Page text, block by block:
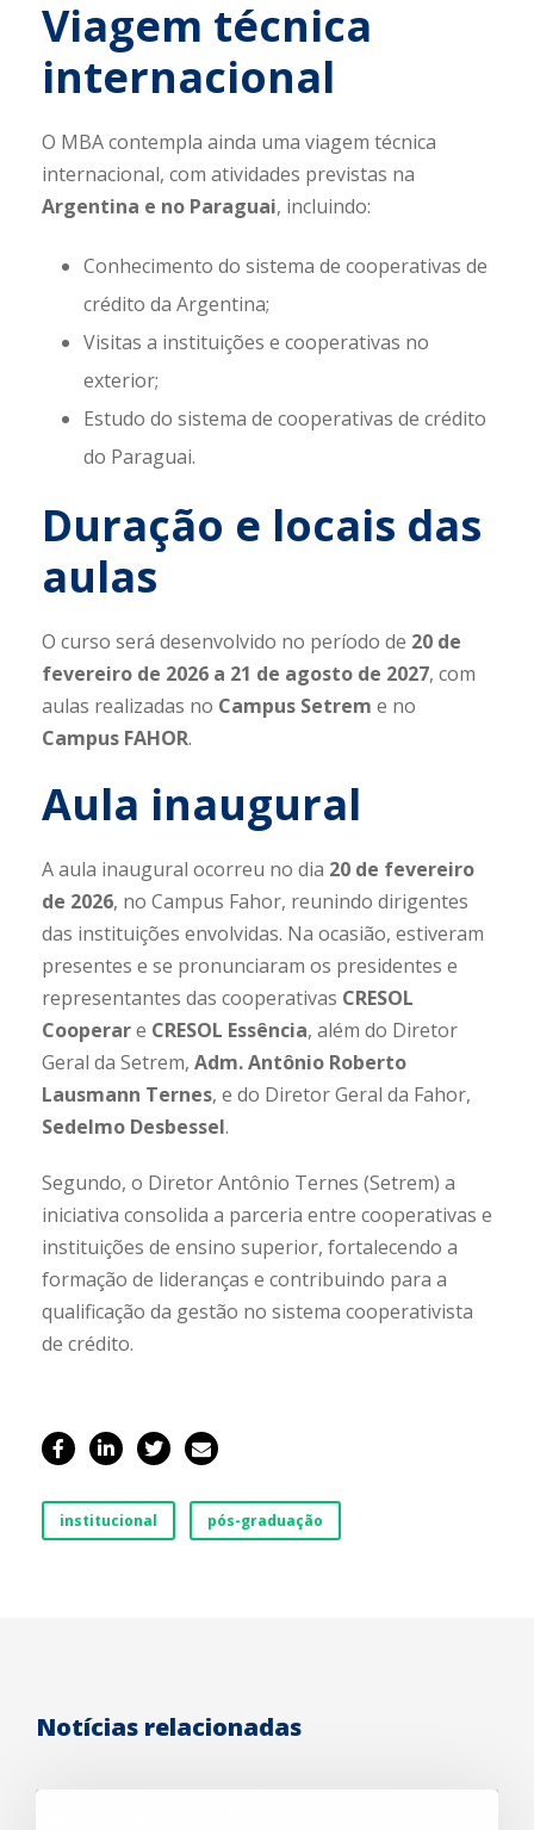
Viagem técnica
internacional
O MBA contempla ainda uma viagem técnica
internacional, com atividades previstas na
Argentina e no Paraguai, incluindo:
Conhecimento do sistema de cooperativas de
crédito da Argentina;
Visitas a instituições e cooperativas no
exterior;
Estudo do sistema de cooperativas de crédito
do Paraguai.
Duração e locais das
aulas
O curso será desenvolvido no período de 20 de
fevereiro de 2026 a 21 de agosto de 2027, com
aulas realizadas no Campus Setrem e no
Campus FAHOR.
Aula inaugural
A aula inaugural ocorreu no dia 20 de fevereiro
de 2026, no Campus Fahor, reunindo dirigentes
das instituições envolvidas. Na ocasião, estiveram
presentes e se pronunciaram os presidentes e
representantes das cooperativas CRESOL
Cooperare CRESOL Essência, além do Diretor
Geral da Setrem, Adm. Antônio Roberto
Lausmann Ternes, e do Diretor Geral da Fahor,
Sedelmo Desbessel.
Segundo, o Diretor Antônio Ternes (Setrem) a
iniciativa consolida a parceria entre cooperativas e
instituições de ensino superior, fortalecendo a
formação de lideranças e contribuindo para a
qualificação da gestão no sistema cooperativista
de crédito.
institucional pós-graduação
Notícias relacionadas